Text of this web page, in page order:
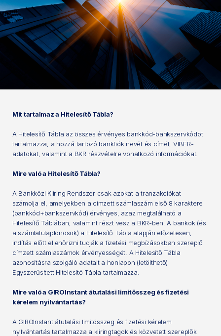
Mit tartalmaz a Hitelesítő Tábla?
A Hitelesítő Tábla az összes érvényes bankkód-bankszervkódot
tartalmazza, a hozzá tartozó bankfiók nevét és címét, VIBER-
adatokat, valamint a BKR részvételre vonatkozó információkat.
Mire való a Hitelesítő Tábla?
A Bankközi Klíring Rendszer csak azokat a tranzakciókat
számolja el, amelyekben a címzett számlaszám első 8 karaktere
(bankkód+bankszervkód) érvényes, azaz megtalálható a
Hitelesítő Táblában, valamint részt vesz a BKR-ben. A bankok (és
a számlatulajdonosok) a Hitelesítő Tábla alapján előzetesen,
indítás előtt ellenőrizni tudják a fizetési megbízásokban szereplő
címzett számlaszámok érvényességét. A Hitelesítő Tábla
azonosításra szolgáló adatait a honlapon (letölthető)
Egyszerűsített Hitelesítő Tábla tartalmazza.
Mire való a GIROInstant átutalási limitösszeg és fizetési
kérelem nyilvántartás?
A GIROInstant átutalási limitösszeg és fizetési kérelem
nyilvántartás tartalmazza a klíringtagok és közvetett szereplők